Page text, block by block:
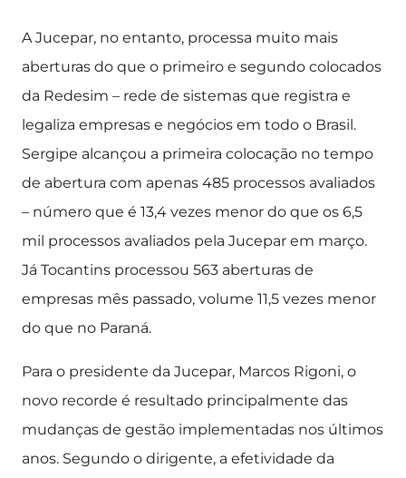
A Jucepar, no entanto, processa muito mais
aberturas do que o primeiro e segundo colocados
da Redesim – rede de sistemas que registra e
legaliza empresas e negócios em todo o Brasil.
Sergipe alcançou a primeira colocação no tempo
de abertura com apenas 485 processos avaliados
– número que é 13,4 vezes menor do que os 6,5
mil processos avaliados pela Jucepar em março.
Já Tocantins processou 563 aberturas de
empresas mês passado, volume 11,5 vezes menor
do que no Paraná.
Para o presidente da Jucepar, Marcos Rigoni, o
novo recorde é resultado principalmente das
mudanças de gestão implementadas nos últimos
anos. Segundo o dirigente, a efetividade da